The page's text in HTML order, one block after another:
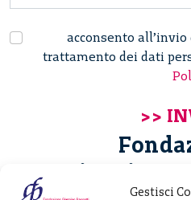
Gestisci
acconsento
trattamento dei dati
Giannino